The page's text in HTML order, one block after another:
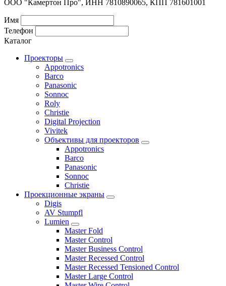
ООО "Камертон Про", ИНН 7810890065, КПП 781601001
Имя
Телефон
Каталог
Проекторы
Appotronics
Barco
Panasonic
Sonnoc
Roly
Christie
Digital Projection
Vivitek
Объективы для проекторов
Appotronics
Barco
Panasonic
Sonnoc
Сhristie
Проекционные экраны
Digis
AV Stumpfl
Lumien
Master Fold
Master Control
Master Business Control
Master Recessed Control
Master Recessed Tensioned Control
Master Large Control